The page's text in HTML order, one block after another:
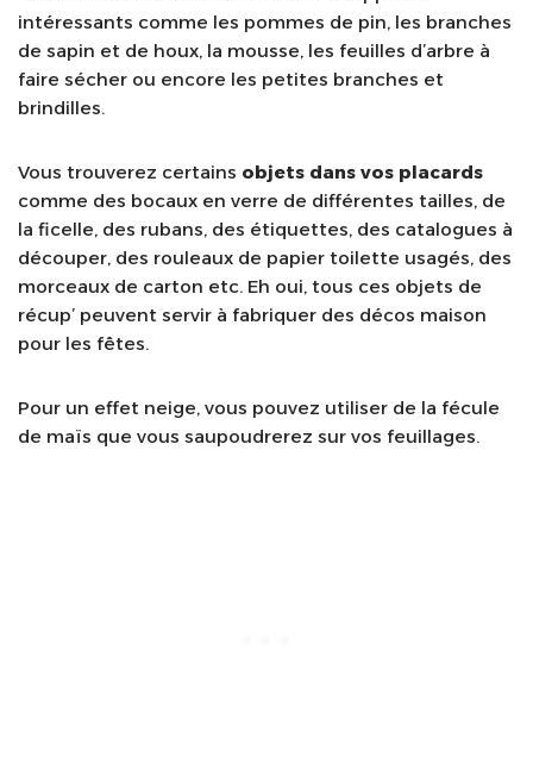
intéressants comme les pommes de pin, les branches
de sapin et de houx, la mousse, les feuilles d’arbre à
faire sécher ou encore les petites branches et
brindilles.
Vous trouverez certains objets dans vos placards
comme des bocaux en verre de différentes tailles, de
la ficelle, des rubans, des étiquettes, des catalogues à
découper, des rouleaux de papier toilette usagés, des
morceaux de carton etc. Eh oui, tous ces objets de
récup’ peuvent servir à fabriquer des décos maison
pour les fêtes.
Pour un effet neige, vous pouvez utiliser de la fécule
de maïs que vous saupoudrerez sur vos feuillages.